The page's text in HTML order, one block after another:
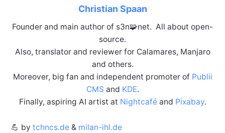
Christian Spaan
Founder and main author of s3n🧩net. All about open-
source.
Also, translator and reviewer for Calamares, Manjaro
and others.
Moreover, big fan and independent promoter of Publii
CMS and KDE.
Finally, aspiring AI artist at Nightcaféand Pixabay.
💪 by tchncs.de& milan-ihl.de